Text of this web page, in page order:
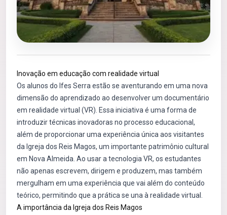
Inovação em educação com realidade virtual
Os alunos do Ifes Serra estão se aventurando em uma nova
dimensão do aprendizado ao desenvolver um documentário
em realidade virtual (VR). Essa iniciativa é uma forma de
introduzir técnicas inovadoras no processo educacional,
além de proporcionar uma experiência única aos visitantes
da Igreja dos Reis Magos, um importante patrimônio cultural
em Nova Almeida. Ao usar a tecnologia VR, os estudantes
não apenas escrevem, dirigem e produzem, mas também
mergulham em uma experiência que vai além do conteúdo
teórico, permitindo que a prática se una à realidade virtual.
A importância da Igreja dos Reis Magos